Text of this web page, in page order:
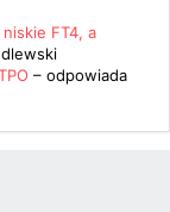
FT4, a
– odpowiada